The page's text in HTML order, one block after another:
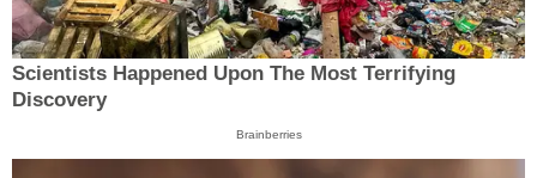
Scientists Happened Upon The Most Terrifying
Discovery
Brainberries